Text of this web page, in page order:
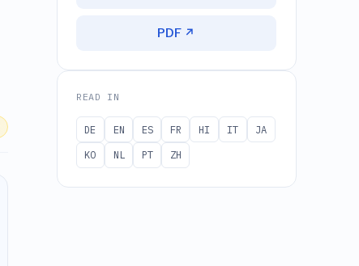
PDF ↗
READ IN
DE EN ES FR HI IT
JA
KO
NL PT ZH